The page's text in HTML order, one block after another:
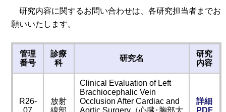
研究内容に関するお問い合わせは、各研究担当者までお
願いいたします。
管理
番号
診療
科
研究名
研究
内容
R26-
07
放射
線部
Clinical Evaluation of Left
Brachiocephalic Vein
Occlusion After Cardiac and
Aortic Surgery（心臓･胸部大
詳細
PDF